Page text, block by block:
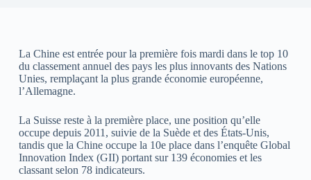
La Chine est entrée pour la première fois mardi dans le top 10
du classement annuel des pays les plus innovants des Nations
Unies, remplaçant la plus grande économie européenne,
l’Allemagne.
La Suisse reste à la première place, une position qu’elle
occupe depuis 2011, suivie de la Suède et des États-Unis,
tandis que la Chine occupe la 10e place dans l’enquête Global
Innovation Index (GII) portant sur 139 économies et les
classant selon 78 indicateurs.